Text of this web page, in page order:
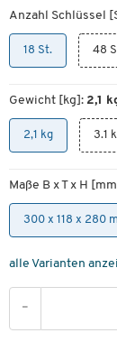
Anzahl Schlüssel
18 St. 48
Gewicht [kg]: 2,1
2,1 kg 3.1
Maße B x T x H
300 x 118 x 280
alle Varianten
-